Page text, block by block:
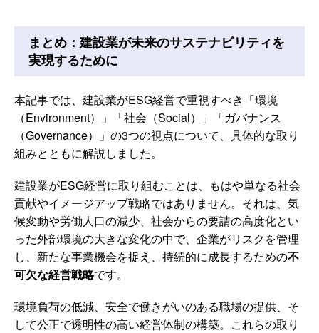
まとめ：建設業が未来のサステナビリティを
実現するために
本記事では、建設業がESG経営で重視すべき「環境
（Environment）」「社会（Social）」「ガバナンス
（Governance）」の3つの視点について、具体的な取り
組みとともに解説しました。
建設業がESG経営に取り組むことは、もはや単なる社会
貢献やイメージアップ戦略ではありません。それは、気
候変動や労働人口の減少、社会からの要請の高度化とい
った外部環境の大きな変化の中で、企業がリスクを管理
し、新たな事業機会を捉え、持続的に成長するための不
可欠な経営戦略です。
環境負荷の低減、安全で働きがいのある職場の提供、そ
して公正で透明性の高い経営体制の構築。これらの取り